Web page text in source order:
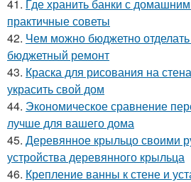
41. Где хранить банки с
практичные советы
42. Чем можно бюджетно
бюджетный ремонт
43. Краска для рисования на
украсить свой дом
44. Экономическое сравнение
лучше для вашего дома
45. Деревянное крыльцо своими
устройства деревянного крыльца
46. Крепление ванны к стене и